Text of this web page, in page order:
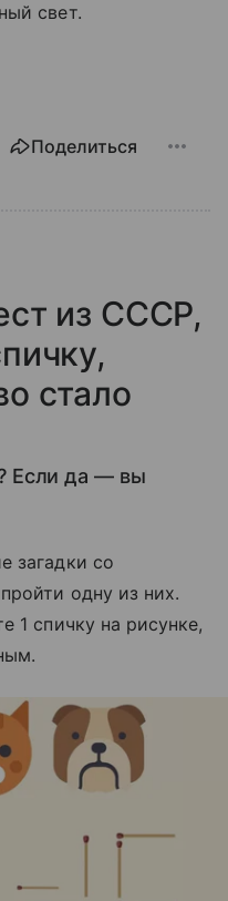
свет.
Поделиться
из СССР,
стало
Если да — вы
загадки со
одну из них.
1 спичку на рисунке,